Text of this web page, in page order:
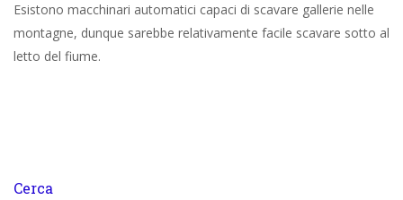
Esistono macchinari automatici capaci di scavare gallerie nelle
montagne, dunque sarebbe relativamente facile scavare sotto al
letto del fiume.
Cerca